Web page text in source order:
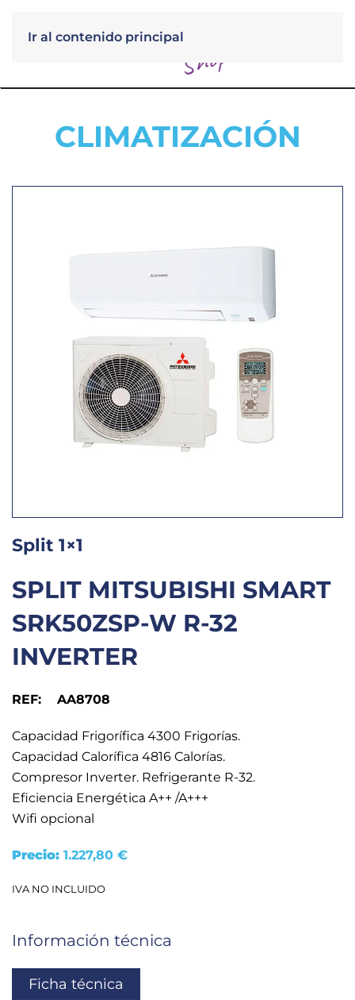
Ir al contenido principal
CLIMATIZACIÓN
Split 1×1
SPLIT MITSUBISHI SMART
SRK50ZSP-W R-32
INVERTER
REF: AA8708
Capacidad Frigorífica 4300 Frigorías.
Capacidad Calorífica 4816 Calorías.
Compresor Inverter. Refrigerante R-32.
Eficiencia Energética A++ /A+++
Wifi opcional
Precio: 1.227,80 €
IVA NO INCLUIDO
Información técnica
Ficha técnica